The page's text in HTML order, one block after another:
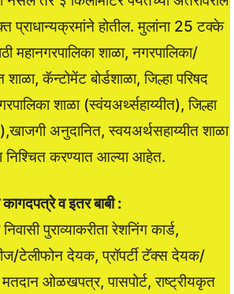
प्राधान्यक्रमांने होतील. मुलांना 25 टक्के
महानगरपालिका शाळा, नगरपालिका/
कॅन्टोमेंट बोर्डशाळा, जिल्हा परिषद
शाळा (स्वंयअर्थ्सहाय्यीत), जिल्हा
अनुदानित, स्वयअर्थसहाय्यीत शाळा
निश्चित करण्यात आल्या आहेत.
व इतर बाबी :
पुराव्याकरीता रेशनिंग कार्ड,
टेलीफोन देयक, प्रॉपर्टी टॅक्स देयक/
ओळखपत्र, पासपोर्ट, राष्ट्रीयकृत